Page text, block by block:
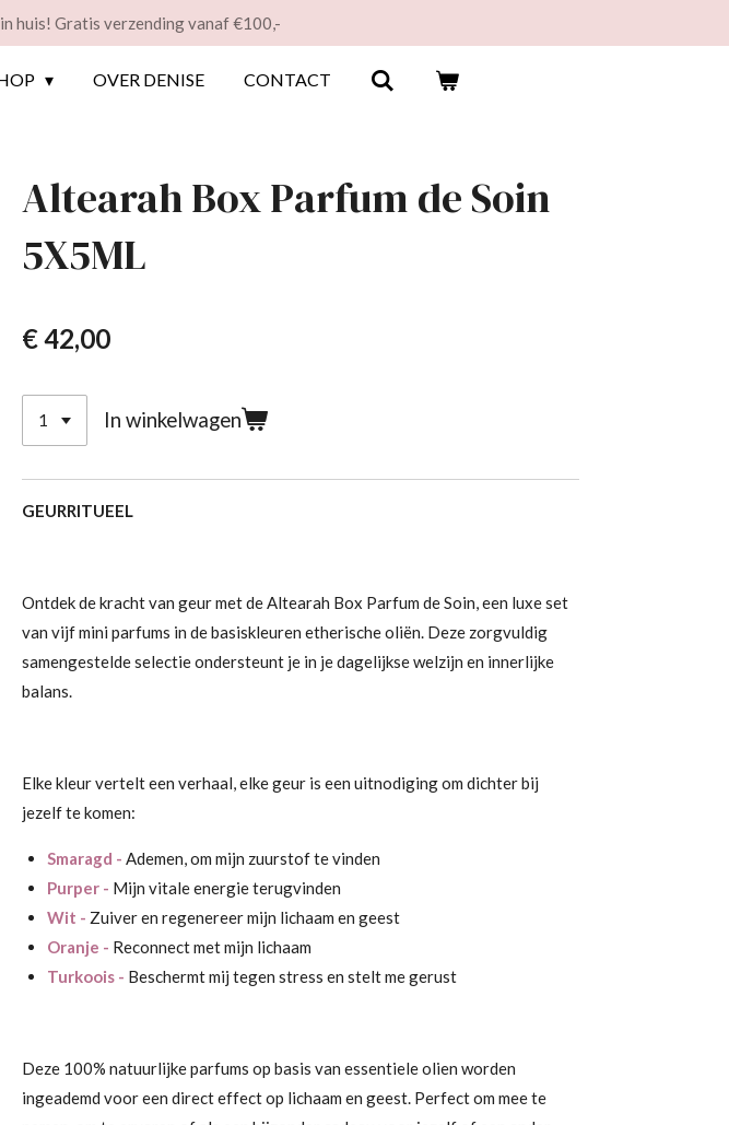
huis! Gratis verzending vanaf €100,-
OVER DENISE CONTACT
Altearah Box Parfum de Soin
5X5ML
€ 42,00
In winkelwagen
GEURRITUEEL
Ontdek de kracht van geur met de Altearah Box Parfum de Soin, een luxe set
van vijf mini parfums in de basiskleuren etherische oliën. Deze zorgvuldig
samengestelde selectie ondersteunt je in je dagelijkse welzijn en innerlijke
balans.
Elke kleur vertelt een verhaal, elke geur is een uitnodiging om dichter bij
jezelf te komen:
Smaragd - Ademen, om mijn zuurstof te vinden
Purper - Mijn vitale energie terugvinden
Wit - Zuiver en regenereer mijn lichaam en geest
Oranje - Reconnect met mijn lichaam
Turkoois - Beschermt mij tegen stress en stelt me gerust
Deze 100% natuurlijke parfums op basis van essentiele olien worden
ingeademd voor een direct effect op lichaam en geest. Perfect om mee te